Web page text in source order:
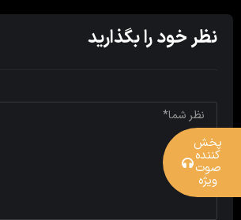
نظر خود را بگذارید
پخش
کننده
صوت
ویژه